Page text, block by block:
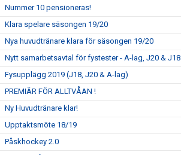
Nummer 10 pensioneras!
Klara spelare säsongen 19/20
Nya huvudtränare klara för säsongen 19/20
Nytt samarbetsavtal för fystester - A-lag, J20 & J18
Fysupplägg 2019 (J18, J20 & A-lag)
PREMIÄR FÖR ALLTVÅAN !
Ny Huvudtränare klar!
Upptaktsmöte 18/19
Påskhockey 2.0